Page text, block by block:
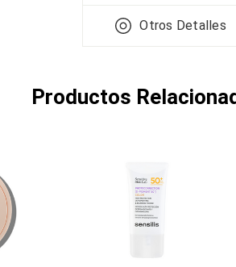
Otros Detalles
Productos